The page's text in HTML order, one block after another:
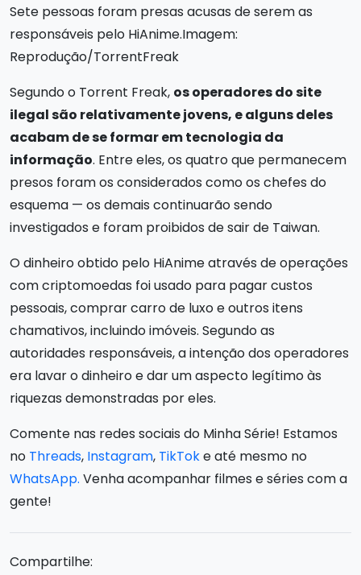
Sete pessoas foram presas acusas de serem as
responsáveis pelo HiAnime.Imagem:
Reprodução/TorrentFreak
Segundo o Torrent Freak, os operadores do site
ilegal são relativamente jovens, e alguns deles
acabam de se formar em tecnologia da
informação. Entre eles, os quatro que permanecem
presos foram os considerados como os chefes do
esquema — os demais continuarão sendo
investigados e foram proibidos de sair de Taiwan.
O dinheiro obtido pelo HiAnime através de operações
com criptomoedas foi usado para pagar custos
pessoais, comprar carro de luxo e outros itens
chamativos, incluindo imóveis. Segundo as
autoridades responsáveis, a intenção dos operadores
era lavar o dinheiro e dar um aspecto legítimo às
riquezas demonstradas por eles.
Comente nas redes sociais do Minha Série! Estamos
no Threads, Instagram, TikToke até mesmo no
WhatsApp. Venha acompanhar filmes e séries com a
gente!
Compartilhe: